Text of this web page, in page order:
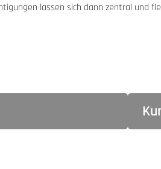
lassen sich dann zentral und